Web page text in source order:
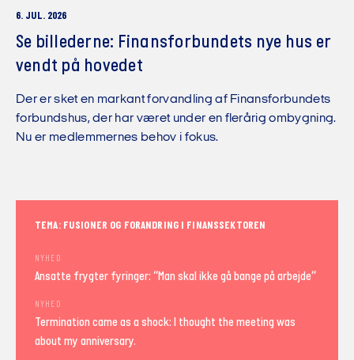
6. JUL. 2026
Se billederne: Finansforbundets nye hus er
vendt på hovedet
Der er sket en markant forvandling af Finansforbundets
forbundshus, der har været under en flerårig ombygning.
Nu er medlemmernes behov i fokus.
TEMA: FUSIONER OG FORANDRING I FINANSSEKTOREN
NYHED
Ansatte frygter fyringer: “Man skal ikke gå bange på arbejde”
NYHED
Termination came as a shock: I thought the meeting was
about my anniversary.